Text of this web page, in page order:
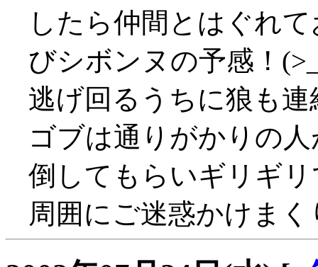
したら仲間とはぐれ
びシボンヌの予感！
逃げ回るうちに狼も
ゴブは通りがかりの
倒してもらいギリギ
周囲にご迷惑かけま